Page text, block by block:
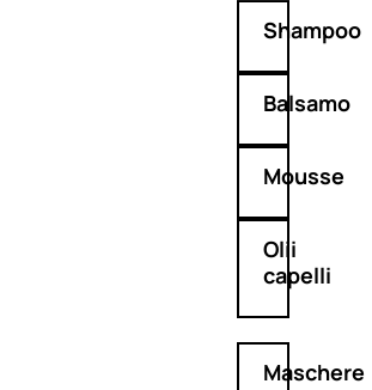
Shampoo
Balsamo
Mousse
Olii
capelli
Maschere